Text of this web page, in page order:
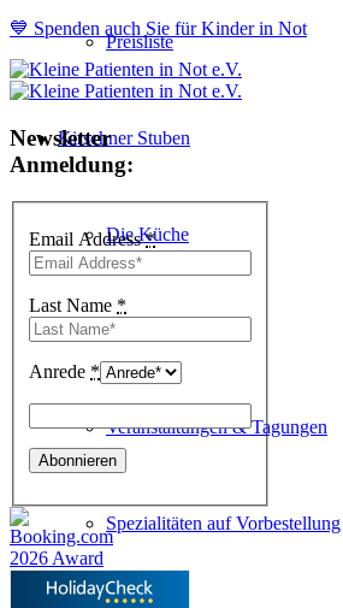
Preisliste
Kirschner Stuben
Die Küche
Räumlichkeiten
Veranstaltungen & Tagungen
Spezialitäten auf Vorbestellung
💙 Spenden auch Sie für Kinder in Not
Newsletter
Anmeldung:
Email Address*
Last Name *
Anrede *